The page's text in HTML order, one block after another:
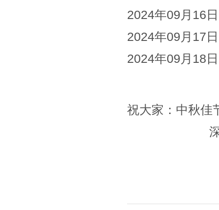
2024年09月16
2024年09月17
2024年09月18
祝大家：中秋佳
深圳市一